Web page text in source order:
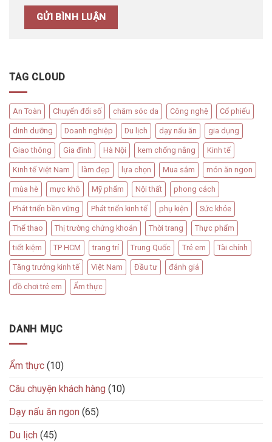
TAG CLOUD
An Toàn Chuyển đổi số chăm sóc da Công nghệ Cổ phiếu
dinh dưỡng Doanh nghiệp Du lịch dạy nấu ăn gia dụng
Giao thông Gia đình Hà Nội kem chống nắng Kinh tế
Kinh tế Việt Nam làm đẹp lựa chọn Mua sắm món ăn ngon
mùa hè mực khô Mỹ phẩm Nội thất phong cách
Phát triển bền vững Phát triển kinh tế phụ kiện Sức khỏe
Thể thao Thị trường chứng khoán Thời trang Thực phẩm
tiết kiệm TP HCM trang trí Trung Quốc Trẻ em Tài chính
Tăng trưởng kinh tế Việt Nam Đầu tư đánh giá
đồ chơi trẻ em Ẩm thực
DANH MỤC
Ẩm thực (10)
Câu chuyện khách hàng (10)
Dạy nấu ăn ngon (65)
Du lịch (45)